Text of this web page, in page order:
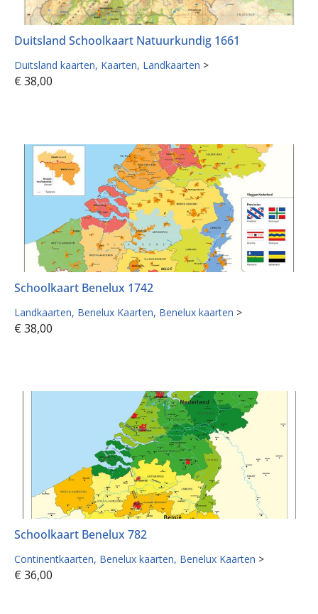
Duitsland Schoolkaart Natuurkundig 1661
Duitsland kaarten Kaarten Landkaarten >
€ 38,00
Schoolkaart Benelux 1742
Landkaarten Benelux Kaarten Benelux kaarten >
€ 38,00
Schoolkaart Benelux 782
Continentkaarten Benelux kaarten Benelux Kaarten >
€ 36,00